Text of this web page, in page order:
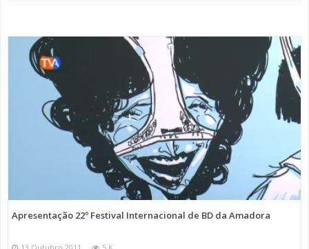
Apresentação 22º Festival Internacional de BD da Amadora